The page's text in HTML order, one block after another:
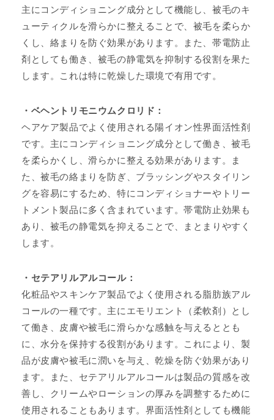
主にコンディショニング成分として機能し、被毛のキ
ューティクルを滑らかに整えることで、被毛を柔らか
くし、絡まりを防ぐ効果があります。また、帯電防止
剤としても働き、被毛の静電気を抑制する役割を果た
します。これは特に乾燥した環境で有用です。
・ベヘントリモニウムクロリド：
ヘアケア製品でよく使用される陽イオン性界面活性剤
です。主にコンディショニング成分として働き、被毛
を柔らかくし、滑らかに整える効果があります。ま
た、被毛の絡まりを防ぎ、ブラッシングやスタイリン
グを容易にするため、特にコンディショナーやトリー
トメント製品に多く含まれています。帯電防止効果も
あり、被毛の静電気を抑えることで、まとまりやすく
します。
・セテアリルアルコール：
化粧品やスキンケア製品でよく使用される脂肪族アル
コールの一種です。主にエモリエント（柔軟剤）とし
て働き、皮膚や被毛に滑らかな感触を与えるととも
に、水分を保持する役割があります。これにより、製
品が皮膚や被毛に潤いを与え、乾燥を防ぐ効果があり
ます。また、セテアリルアルコールは製品の質感を改
善し、クリームやローションの厚みを調整するために
使用されることもあります。界面活性剤としても機能